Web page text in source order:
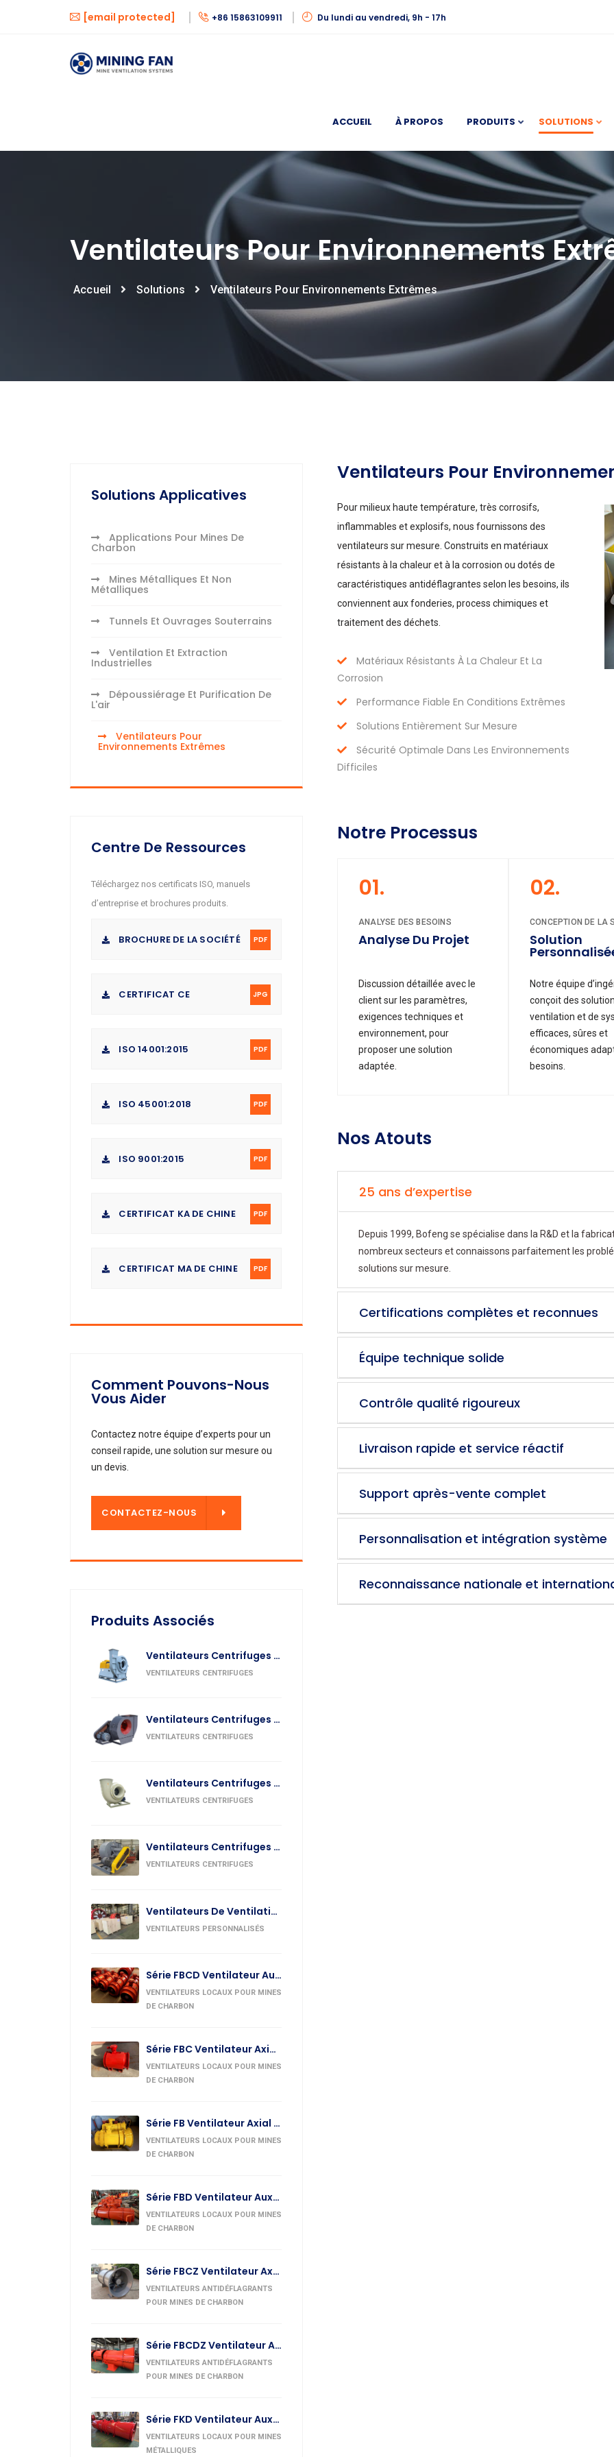
[email protected] +86 15863109911 Du lundi au vendredi, 9h - 17h
ACCUEIL À PROPOS PRODUITS SOLUTIONS
Ventilateurs Pour Environnements
Accueil Solutions Ventilateurs Pour Environnements Extrêmes
Solutions Applicatives
Applications Pour Mines De
Charbon
Mines Métalliques Et Non
Métalliques
Tunnels Et Ouvrages Souterrains
Ventilation Et Extraction
Industrielles
Dépoussiérage Et Purification De
L'air
Ventilateurs Pour
Environnements Extrêmes
Centre De Ressources
Téléchargez nos certificats ISO, manuels
d’entreprise et brochures produits.
BROCHURE DE LA SOCIÉTÉ PDF
CERTIFICAT CE JPG
ISO 14001:2015 PDF
ISO 45001:2018 PDF
ISO 9001:2015 PDF
CERTIFICAT KA DE CHINE PDF
CERTIFICAT MA DE CHINE PDF
Comment Pouvons-Nous
Vous Aider
Contactez notre équipe d’experts pour un
conseil rapide, une solution sur mesure ou
un devis.
CONTACTEZ-NOUS
Produits Associés
Ventilateurs Centrifuges Pour L’Industrie Textile
VENTILATEURS CENTRIFUGES
Ventilateurs Centrifuges Pour L’Industrie Métallurgique
VENTILATEURS CENTRIFUGES
Ventilateurs Centrifuges Pour La Fabrication Du Verre
VENTILATEURS CENTRIFUGES
Ventilateurs Centrifuges Pour L’Industrie Chimique
VENTILATEURS CENTRIFUGES
Ventilateurs De Ventilation Personnalisés
VENTILATEURS PERSONNALISÉS
Série FBCD Ventilateur Auxiliaire Axial Contre-Rotatif Antidéflagrant
VENTILATEURS LOCAUX POUR MINES
DE CHARBON
Série FBC Ventilateur Axial Auxiliaire Antidéflagrant
VENTILATEURS LOCAUX POUR MINES
DE CHARBON
Série FB Ventilateur Axial Auxiliaire Antidéflagrant De Mine
VENTILATEURS LOCAUX POUR MINES
DE CHARBON
Série FBD Ventilateur Auxiliaire Axial Contre-Rotatif Antidéflagrant
VENTILATEURS LOCAUX POUR MINES
DE CHARBON
Série FBCZ Ventilateur Axial Antidéflagrant D’Extraction
VENTILATEURS ANTIDÉFLAGRANTS
POUR MINES DE CHARBON
Série FBCDZ Ventilateur Axial Contre-Rotatif Antidéflagrant
VENTILATEURS ANTIDÉFLAGRANTS
POUR MINES DE CHARBON
Série FKD Ventilateur Auxiliaire Axial Contre-Rotatif De Mine
VENTILATEURS LOCAUX POUR MINES
MÉTALLIQUES
Ventilateurs Pour
Pour milieux haute température, très corrosifs,
inflammables et explosifs, nous fournissons des
ventilateurs sur mesure. Construits en matériaux
résistants à la chaleur et à la corrosion ou dotés de
caractéristiques antidéflagrantes selon les besoins, ils
conviennent aux fonderies, process chimiques et
traitement des déchets.
Matériaux Résistants À La Chaleur Et La
Corrosion
Performance Fiable En Conditions Extrêmes
Solutions Entièrement Sur Mesure
Sécurité Optimale Dans Les Environnements
Difficiles
Notre Processus
01.
ANALYSE DES BESOINS
Analyse Du Projet
Discussion détaillée avec le
client sur les paramètres,
exigences techniques et
environnement, pour
proposer une solution
adaptée.
02.
CONCEPTION DE LA
Solution
Notre équipe
conçoit des
ventilation et de
efficaces, sûres et
économiques
besoins.
Nos Atouts
25 ans d’expertise
Depuis 1999, Bofeng se spécialise dans la R&D et la
nombreux secteurs et connaissons parfaitement les
solutions sur mesure.
Certifications complètes et reconnues
Équipe technique solide
Contrôle qualité rigoureux
Livraison rapide et service réactif
Support après-vente complet
Personnalisation et intégration système
Reconnaissance nationale et